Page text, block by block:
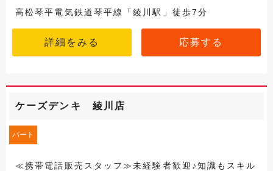
高松琴平電気鉄道琴平線「綾川駅」徒歩7分
詳細をみる 応募する
ケーズデンキ 綾川店
パート
≪携帯電話販売スタッフ≫未経験者歓迎♪知識もスキル